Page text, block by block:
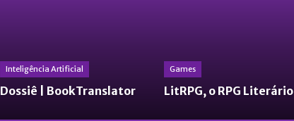
Inteligência Artificial
Dossiê | BookTranslator
Games
LitRPG, o RPG Literário